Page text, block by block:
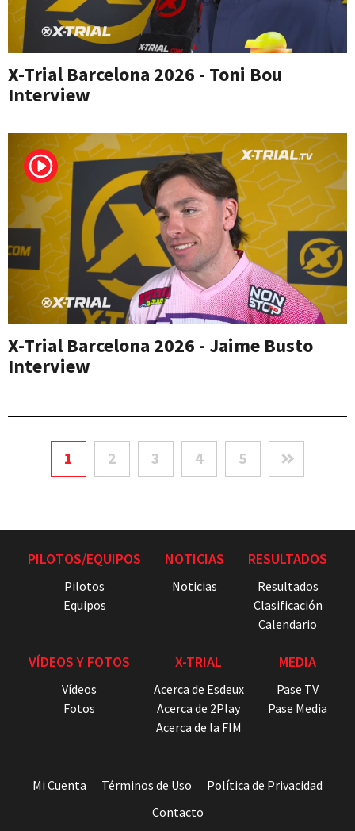
X-Trial Barcelona 2026 - Toni Bou
Interview
X-Trial Barcelona 2026 - Jaime Busto
Interview
1 2 3 4 5
PILOTOS/EQUIPOS
Pilotos
Equipos
NOTICIAS
Noticias
RESULTADOS
Resultados
Clasificación
Calendario
VÍDEOS Y FOTOS
Vídeos
Fotos
X-TRIAL
Acerca de Esdeux
Acerca de 2Play
Acerca de la FIM
MEDIA
Pase TV
Pase Media
Mi Cuenta Términos de Uso
Política de Privacidad
Contacto